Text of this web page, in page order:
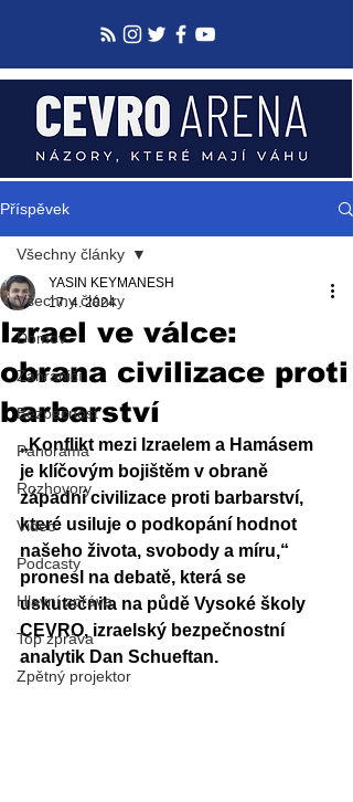
Příspěvek
Všechny články
Domov
Zahraničí
Bezpečnost
Panorama
Rozhovory
Video
Podcasty
Hlavní zpráva
Top zpráva
Zpětný projektor
Všechny články
Izrael ve válce:
obrana civilizace proti
barbarství
YASIN KEYMANESH
17. 4. 2024
„Konflikt mezi Izraelem a Hamásem
je klíčovým bojištěm v obraně
západní civilizace proti barbarství,
které usiluje o podkopání hodnot
našeho života, svobody a míru,“
pronesl na debatě, která se
uskutečnila na půdě Vysoké školy
CEVRO, izraelský bezpečnostní
analytik Dan Schueftan.